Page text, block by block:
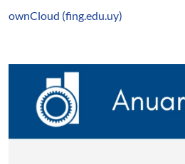
ownCloud (fing.edu.uy)